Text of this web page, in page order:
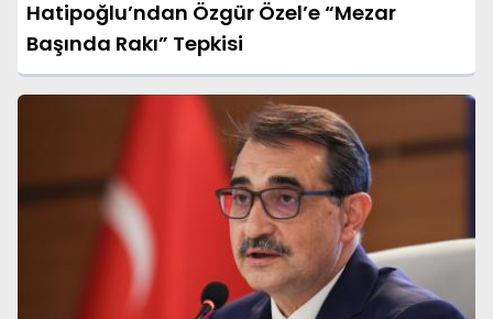
Hatipoğlu’ndan Özgür Özel’e “Mezar
Başında Rakı” Tepkisi